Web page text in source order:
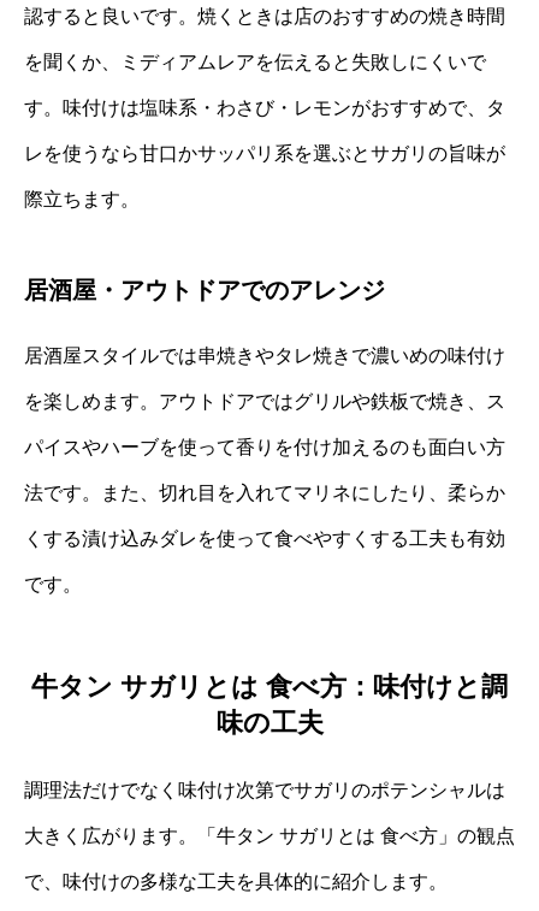
認すると良いです。焼くときは店のおすすめの焼き時間
を聞くか、ミディアムレアを伝えると失敗しにくいで
す。味付けは塩味系・わさび・レモンがおすすめで、タ
レを使うなら甘口かサッパリ系を選ぶとサガリの旨味が
際立ちます。
居酒屋・アウトドアでのアレンジ
居酒屋スタイルでは串焼きやタレ焼きで濃いめの味付け
を楽しめます。アウトドアではグリルや鉄板で焼き、ス
パイスやハーブを使って香りを付け加えるのも面白い方
法です。また、切れ目を入れてマリネにしたり、柔らか
くする漬け込みダレを使って食べやすくする工夫も有効
です。
牛タン サガリとは 食べ方：味付けと調
味の工夫
調理法だけでなく味付け次第でサガリのポテンシャルは
大きく広がります。「牛タン サガリとは 食べ方」の観点
で、味付けの多様な工夫を具体的に紹介します。